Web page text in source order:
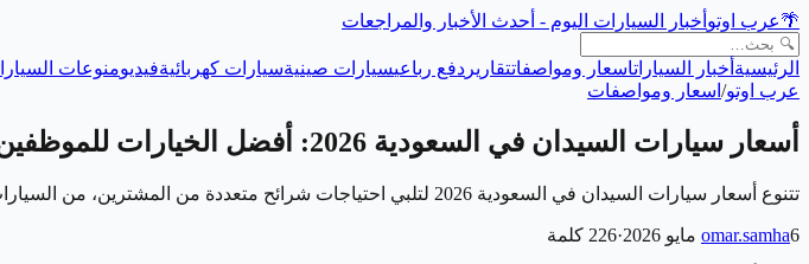
🌴عرب اوتو أخبار السيارات اليوم - أحدث الأخبار والمراجعات
الرئيسية أخبار السياراتاسعار ومواصفاتتقارير دفع رباعيسيارات صينيةسيارات كهربائيةفيديومنوعات
عرب اوتو/ اسعار ومواصفات
أسعار سيارات السيدان في السعودية 2026: أفضل الخيارات للموظفين والعائلات
تتنوع أسعار سيارات السيدان في السعودية 2026 لتلبي احتياجات شرائح متعددة من المشترين، من السيارات الاقتصادية المناسبة للموظفين إلى السيدانات الفاخرة. تشهد…
omar.samha6 مايو 2026 ·
226 كلمة